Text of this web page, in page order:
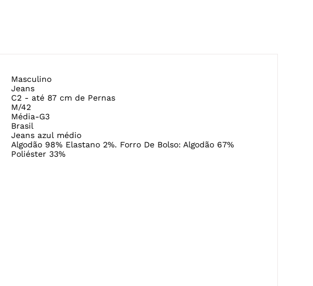
Masculino
Jeans
C2 - até 87 cm de Pernas
M/42
Média-G3
Brasil
Jeans azul médio
Algodão 98% Elastano 2%. Forro De Bolso: Algodão 67%
Poliéster 33%